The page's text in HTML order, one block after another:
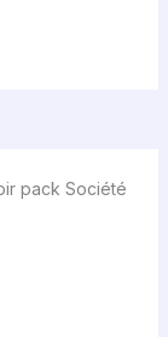
pack Société